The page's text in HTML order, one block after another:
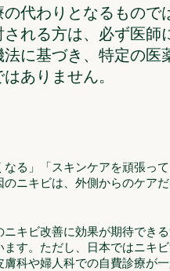
代わりとなるもので
れる方は、必ず医師
に基づき、特定の医
ありません。
なる」「スキンケアを頑張っ
ニキビは、外側からのケア
キビ改善に効果が期待でき
す。ただし、日本ではニキ
科や婦人科での自費診療が一